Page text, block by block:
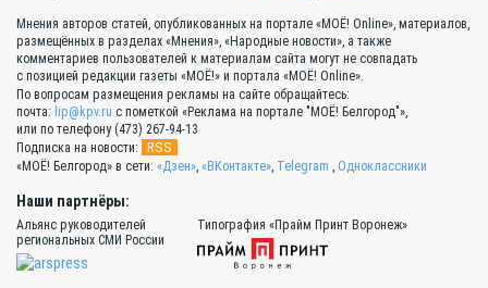
Мнения авторов статей, опубликованных на портале «МОЁ! Online», материалов,
размещённых в разделах «Мнения», «Народные новости», а также
комментариев пользователей к материалам сайта могут не совпадать
с позицией редакции газеты «МОЁ!» и портала «МОЁ! Online».
По вопросам размещения рекламы на сайте обращайтесь:
почта: lip@kpv.ru с пометкой «Реклама на портале "МОЁ! Белгород"»,
или по телефону (473) 267-94-13
Подписка на новости:
RSS
«МОЁ! Белгород» в сети: «Дзен», «ВКонтакте», Telegram , Одноклассники
Наши партнёры:
Альянс руководителей
региональных СМИ России
Типография «Прайм Принт Воронеж»